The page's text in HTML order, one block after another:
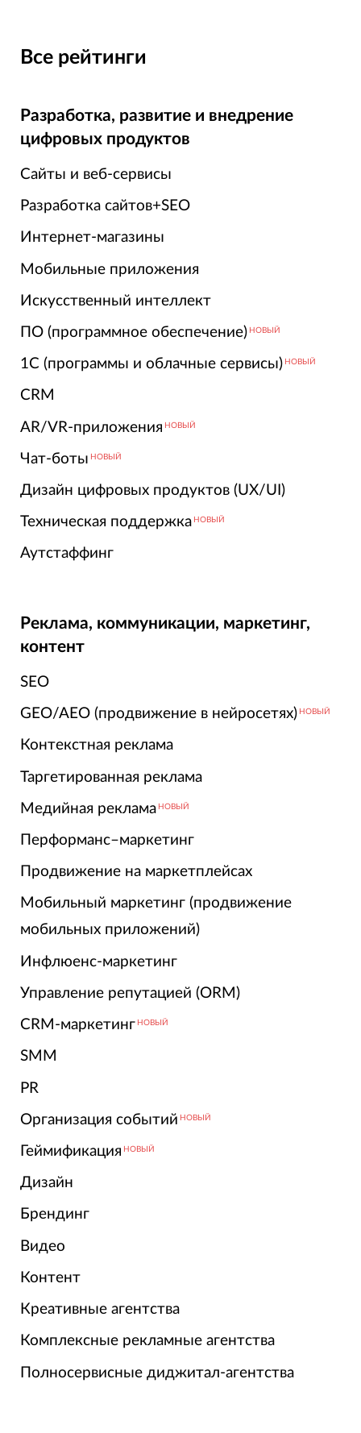
Все рейтинги
Разработка, развитие и внедрение
цифровых продуктов
Сайты и веб-сервисы
Разработка сайтов+SEO
Интернет-магазины
Мобильные приложения
Искусственный интеллект
ПО (программное обеспечение) НОВЫЙ
1С (программы и облачные сервисы) НОВЫЙ
CRM
AR/VR-приложения НОВЫЙ
Чат-боты НОВЫЙ
Дизайн цифровых продуктов (UX/UI)
Техническая поддержка НОВЫЙ
Аутстаффинг
Реклама, коммуникации, маркетинг,
контент
SEO
GEO/AEO (продвижение в нейросетях) НОВЫЙ
Контекстная реклама
Таргетированная реклама
Медийная реклама НОВЫЙ
Перформанс–маркетинг
Продвижение на маркетплейсах
Мобильный маркетинг (продвижение
мобильных приложений)
Инфлюенс-маркетинг
Управление репутацией (ORM)
CRM-маркетинг НОВЫЙ
SMM
PR
Организация событий НОВЫЙ
Геймификация НОВЫЙ
Дизайн
Брендинг
Видео
Контент
Креативные агентства
Комплексные рекламные агентства
Полносервисные диджитал-агентства